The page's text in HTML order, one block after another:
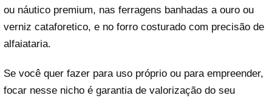
ou náutico premium, nas ferragens banhadas a ouro ou
verniz cataforetico, e no forro costurado com precisão de
alfaiataria.
Se você quer fazer para uso próprio ou para empreender,
focar nesse nicho é garantia de valorização do seu